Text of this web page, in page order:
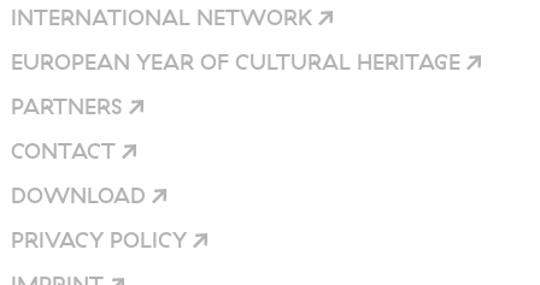
INTERNATIONAL NETWORK
EUROPEAN YEAR OF CULTURAL HERITAGE
PARTNERS
CONTACT
DOWNLOAD
PRIVACY POLICY